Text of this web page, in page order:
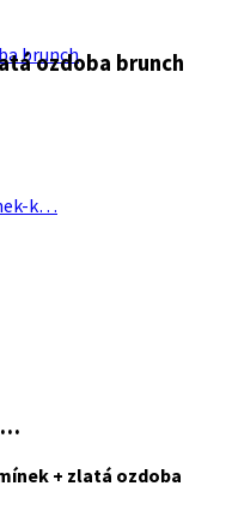
ozdoba brunch
k…
+ zlatá ozdoba